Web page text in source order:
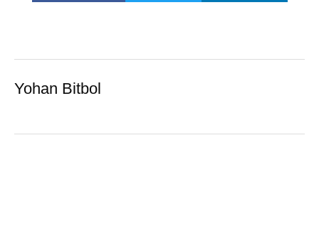
Yohan Bitbol